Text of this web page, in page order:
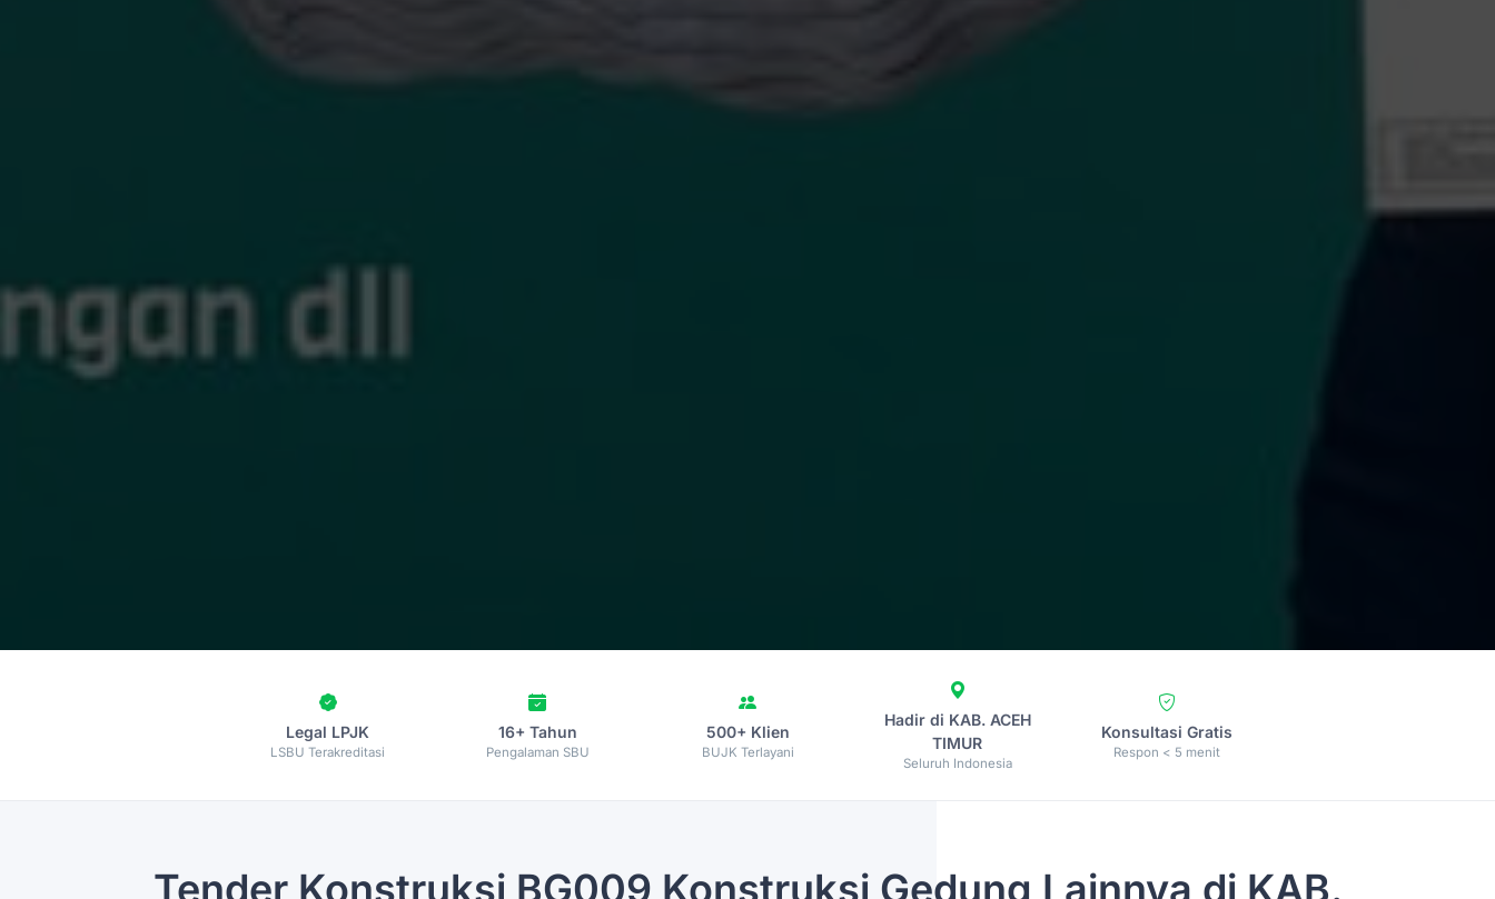
Legal LPJK
LSBU Terakreditasi
16+ Tahun
Pengalaman SBU
500+ Klien
BUJK Terlayani
Hadir di KAB. ACEH
TIMUR
Seluruh Indonesia
Konsultasi Gratis
Respon < 5 menit
Tender Konstruksi BG009 Konstruksi Gedung Lainnya di KAB.